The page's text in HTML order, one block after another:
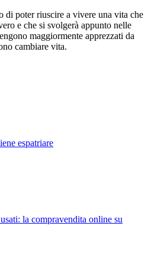
di poter riuscire a vivere una vita che
e che si svolgerà appunto nelle
maggiormente apprezzati da
cambiare vita.
espatriare
la compravendita online su